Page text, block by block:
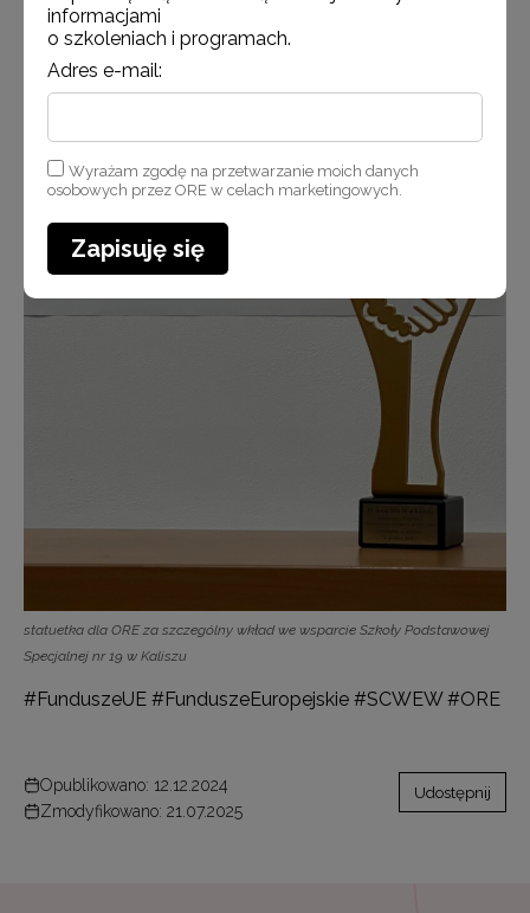
statuetka dla ORE za szczególny wkład we wsparcie Szkoły Podstawowej
Specjalnej nr 19 w Kaliszu
#FunduszeUE #FunduszeEuropejskie #SCWEW #ORE
Opublikowano: 12.12.2024
Zmodyfikowano: 21.07.2025
Udostępnij
informacjami
o szkoleniach i programach.
Adres e-mail:
Wyrażam zgodę na przetwarzanie moich danych
osobowych przez ORE w celach marketingowych.
Zapisuję się